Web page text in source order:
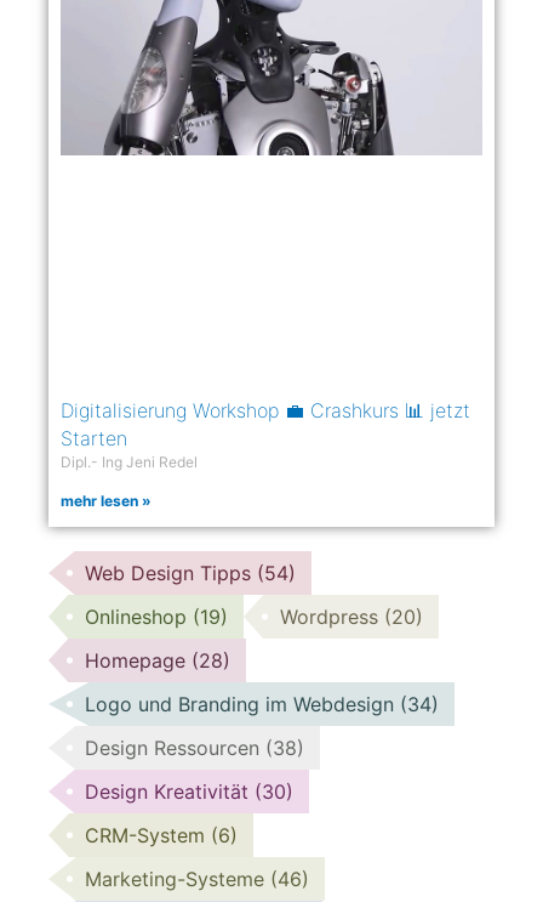
Digitalisierung Workshop 💼 Crashkurs 📊 jetzt
Starten
Dipl.- Ing Jeni Redel
mehr lesen »
Web Design Tipps (54)
Onlineshop (19) Wordpress (20)
Homepage (28)
Logo und Branding im Webdesign (34)
Design Ressourcen (38)
Design Kreativität (30)
CRM-System (6)
Marketing-Systeme (46)